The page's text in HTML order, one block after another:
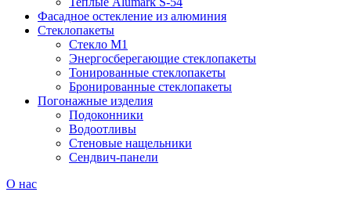
Фасадное остекление из алюминия
Стеклопакеты
Стекло М1
Энергосберегающие стеклопакеты
Тонированные стеклопакеты
Бронированные стеклопакеты
Погонажные изделия
Подоконники
Водоотливы
Стеновые нащельники
Сендвич-панели
О нас